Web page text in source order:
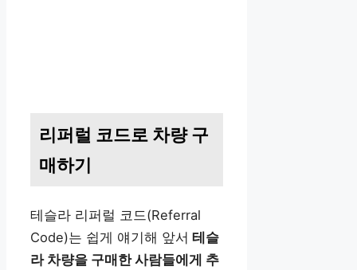
리퍼럴 코드로 차량 구
매하기
테슬라 리퍼럴 코드(Referral
Code)는 쉽게 얘기해 앞서 테슬
라 차량을 구매한 사람들에게 추